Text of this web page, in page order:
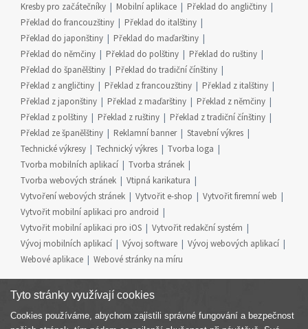
Kresby pro začátečníky
Mobilní aplikace
Překlad do angličtiny
Překlad do francouzštiny
Překlad do italštiny
Překlad do japonštiny
Překlad do maďarštiny
Překlad do němčiny
Překlad do polštiny
Překlad do ruštiny
Překlad do španělštiny
Překlad do tradiční čínštiny
Překlad z angličtiny
Překlad z francouzštiny
Překlad z italštiny
Překlad z japonštiny
Překlad z maďarštiny
Překlad z němčiny
Překlad z polštiny
Překlad z ruštiny
Překlad z tradiční čínštiny
Překlad ze španělštiny
Reklamní banner
Stavební výkres
Technické výkresy
Technický výkres
Tvorba loga
Tvorba mobilních aplikací
Tvorba stránek
Tvorba webových stránek
Vtipná karikatura
Vytvoření webových stránek
Vytvořit e-shop
Vytvořit firemní web
Vytvořit mobilní aplikaci pro android
Vytvořit mobilní aplikaci pro iOS
Vytvořit redakční systém
Vývoj mobilních aplikací
Vývoj software
Vývoj webových aplikací
Webové aplikace
Webové stránky na míru
Tyto stránky využívají cookies
Cookies používáme, abychom zajistili správné fungování a bezpečnost